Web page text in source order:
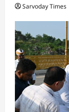
Sarvoday Times